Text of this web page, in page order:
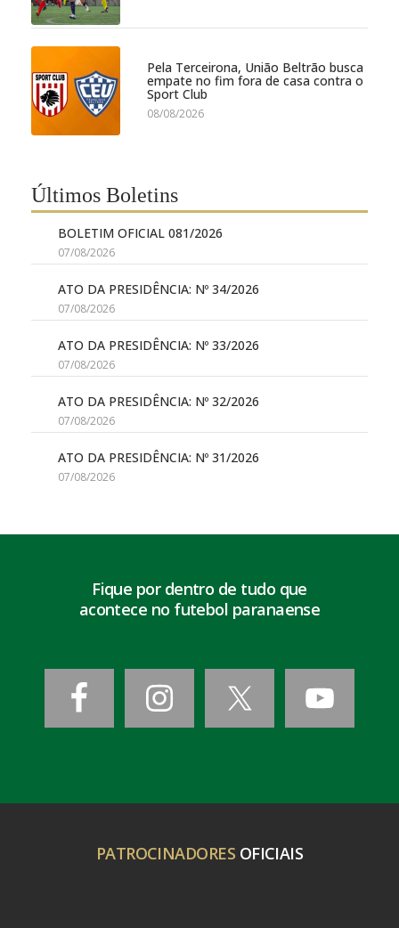
Pela Terceirona, União Beltrão busca
empate no fim fora de casa contra o
Sport Club
08/08/2026
Últimos Boletins
BOLETIM OFICIAL 081/2026
07/08/2026
ATO DA PRESIDÊNCIA: Nº 34/2026
07/08/2026
ATO DA PRESIDÊNCIA: Nº 33/2026
07/08/2026
ATO DA PRESIDÊNCIA: Nº 32/2026
07/08/2026
ATO DA PRESIDÊNCIA: Nº 31/2026
07/08/2026
Fique por dentro de tudo que
acontece no futebol paranaense
PATROCINADORES OFICIAIS